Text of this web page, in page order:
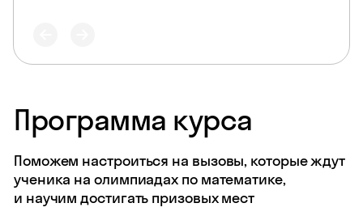
Программа курса
Поможем настроиться на вызовы, которые ждут
ученика на олимпиадах по математике,
и научим достигать призовых мест